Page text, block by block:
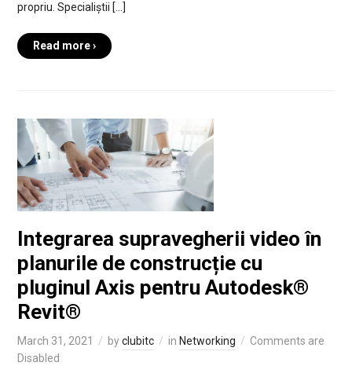
propriu. Specialiștii […]
Read more ›
Integrarea supravegherii video în
planurile de construcție cu
pluginul Axis pentru Autodesk®
Revit®
March 31, 2021 byclubitc in Networking
Comments are
Disabled